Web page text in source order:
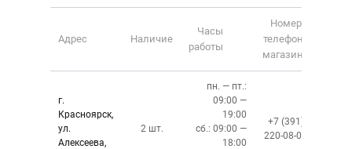
Адрес Наличие
Часы
работы
Номер
телефона
магазина
г.
Красноярск,
ул.
Алексеева,
2 шт.
пн. — пт.:
09:00 —
19:00
сб.: 09:00 —
18:00
+7 (391)
220-08-02